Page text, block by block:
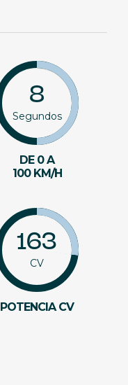
8
Segundos
DE 0 A
100 KM/H
163
CV
POTENCIA CV